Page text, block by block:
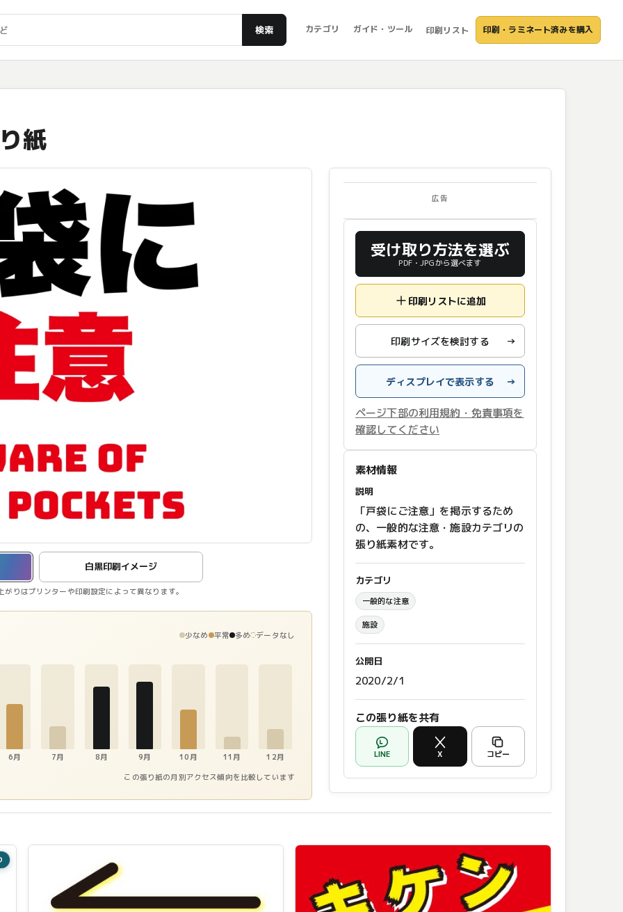
検索 カテゴリ ガイド・ツール 印刷リスト 印刷・ラミネート済みを購入
紙
白黒印刷イメージ
りはプリンターや印刷設定によって異なります。
少なめ 平常 多め データなし
6月 7月 8月 9月 10月 11月 12月
この張り紙の月別アクセス傾向を比較しています
広告
受け取り方法を選ぶ
PDF・JPGから選べます
印刷リストに追加
印刷サイズを検討する →
ディスプレイで表示する →
ページ下部の利用規約・免責事項を
確認してください
素材情報
説明
「戸袋にご注意」を掲示するため
の、一般的な注意・施設カテゴリの
張り紙素材です。
カテゴリ
一般的な注意
施設
公開日
2020/2/1
この張り紙を共有
LINE X コピー